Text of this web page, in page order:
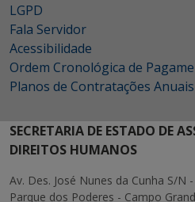
LGPD
Fala Servidor
Acessibilidade
Ordem Cronológica de
Planos de Contratações Anuais
SECRETARIA DE ESTADO DE
DIREITOS HUMANOS
Av. Des. José Nunes da Cunha S/N
Parque dos Poderes - Campo